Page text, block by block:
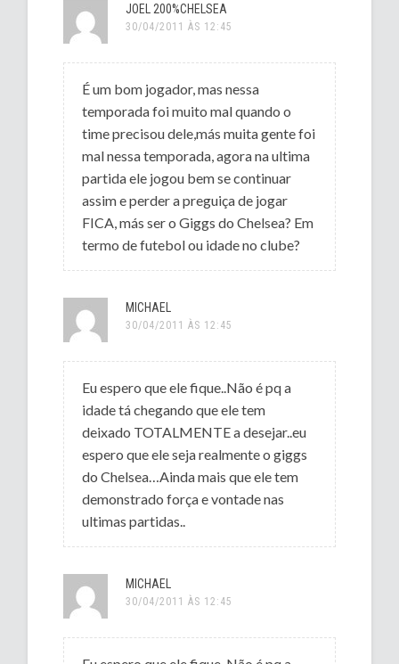
JOEL 200%CHELSEA
30/04/2011 ÀS 12:45
É um bom jogador, mas nessa
temporada foi muito mal quando o
time precisou dele,más muita gente foi
mal nessa temporada, agora na ultima
partida ele jogou bem se continuar
assim e perder a preguiça de jogar
FICA, más ser o Giggs do Chelsea? Em
termo de futebol ou idade no clube?
MICHAEL
30/04/2011 ÀS 12:45
Eu espero que ele fique..Não é pq a
idade tá chegando que ele tem
deixado TOTALMENTE a desejar..eu
espero que ele seja realmente o giggs
do Chelsea…Ainda mais que ele tem
demonstrado força e vontade nas
ultimas partidas..
MICHAEL
30/04/2011 ÀS 12:45